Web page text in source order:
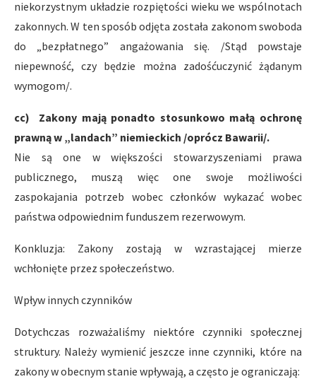
niekorzystnym układzie rozpiętości wieku we wspólnotach
zakonnych. W ten sposób odjęta została zakonom swoboda
do „bezpłatnego” angażowania się. /Stąd powstaje
niepewność, czy będzie można zadośćuczynić żądanym
wymogom/.
cc) Zakony mają ponadto stosunkowo małą ochronę
prawną w „landach” niemieckich /oprócz Bawarii/.
Nie są one w większości stowarzyszeniami prawa
publicznego, muszą więc one swoje możliwości
zaspokajania potrzeb wobec członków wykazać wobec
państwa odpowiednim funduszem rezerwowym.
Konkluzja: Zakony zostają w wzrastającej mierze
wchłonięte przez społeczeństwo.
Wpływ innych czynników
Dotychczas rozważaliśmy niektóre czynniki społecznej
struktury. Należy wymienić jeszcze inne czynniki, które na
zakony w obecnym stanie wpływają, a często je ograniczają: